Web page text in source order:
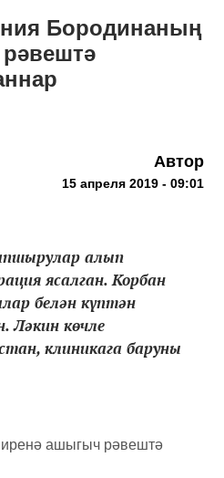
Бородинаның
Автор
15 апреля 2019 - 09:01
алып
ясалган. Корбан
белән күптән
Ләкин көчле
клиникага баруны